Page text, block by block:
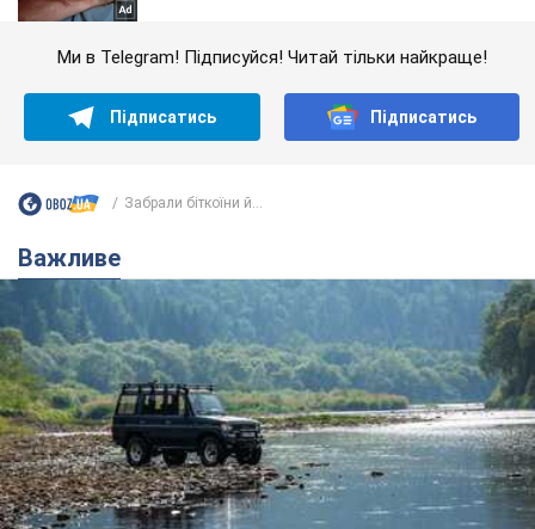
Ми в Telegram! Підписуйся! Читай тільки найкраще!
Підписатись Підписатись
Забрали біткоїни й...
Важливе